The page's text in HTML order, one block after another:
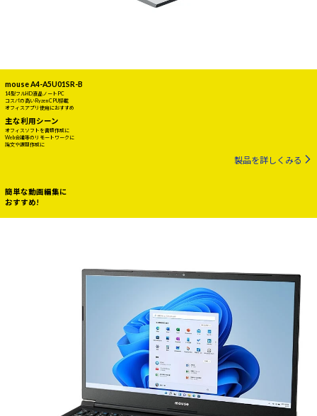
mouse A4-A5U01SR-B
14型フルHD液晶ノートPC
コスパの高いRyzen CPU搭載
オフィスアプリ使用におすすめ
主な利用シーン
オフィスソフトを書類作成に
Web会議等のリモートワークに
論文や課題作成に
製品を詳しくみる
簡単な動画編集に
おすすめ!